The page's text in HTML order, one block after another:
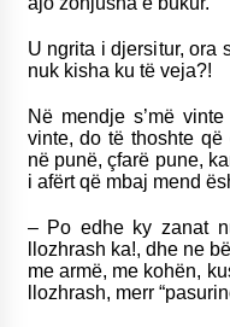
U ngrita i djersitur, ora
nuk kisha ku të veja?!
Në mendje s’më
vinte, do të thoshte
në punë, çfarë pune,
i afërt që mbaj mend
– Po edhe ky zanat
llozhrash ka!, dhe ne
me armë, me kohën,
llozhrash, merr